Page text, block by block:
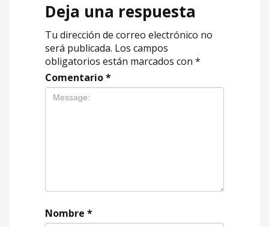
Deja una respuesta
Tu dirección de correo electrónico no
será publicada. Los campos
obligatorios están marcados con *
Comentario*
Nombre *